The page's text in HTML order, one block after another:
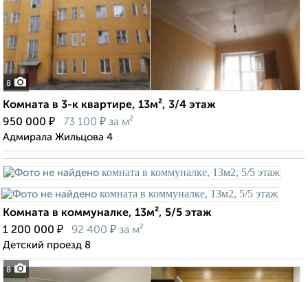
8
Комната в 3-к квартире, 13м², 3/4 этаж
950 000 ₽ 73 100 ₽ за м²
Адмирала Жильцова 4
8
Комната в коммуналке, 13м², 5/5 этаж
1 200 000 ₽ 92 400 ₽ за м²
Детский проезд 8